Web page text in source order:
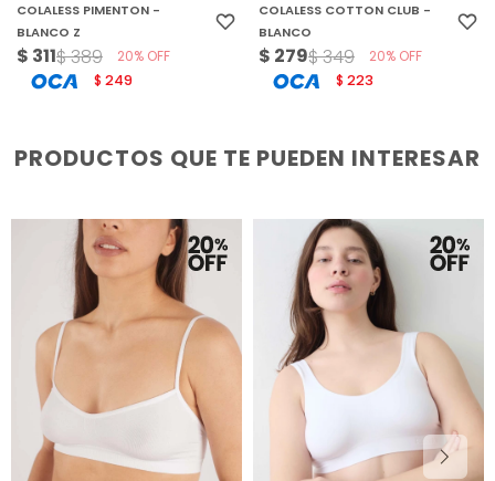
COLALESS PIMENTON -
BLANCO Z
$ 311$389 20
$ 249
COLALESS COTTON CLUB -
BLANCO
$ 279$349 20
$ 223
PRODUCTOS QUE TE PUEDEN INTERESAR